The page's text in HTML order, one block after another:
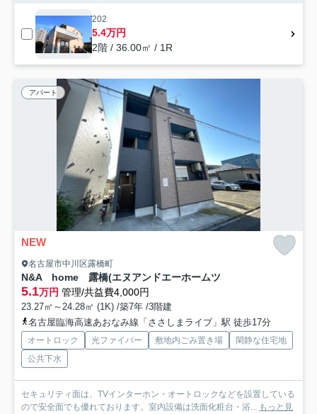
202
5.4万円
2階 / 36.00㎡ / 1R
アパート
NEW
名古屋市中川区露橋町
N&A home 露橋(エヌアンドエーホームツ
5.1万円 管理/共益費4,000円
23.27㎡～24.28㎡ (1K) /築7年 /3階建
名古屋臨海高速あおなみ線「ささしまライブ」駅 徒歩17分
オートロック 光ファイバー 敷地内ごみ置き場
閑静な住宅地
公共下水
セキュリティ面は、TVインターホン・オートロックなどを設置している
ので安全面でも優れております。室内設備は洗面化粧台・浴... もっと見